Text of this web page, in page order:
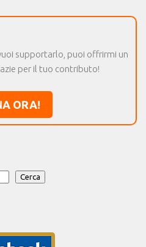
supportarlo, puoi offrirmi un
per il tuo contributo!
ORA!
Cerca